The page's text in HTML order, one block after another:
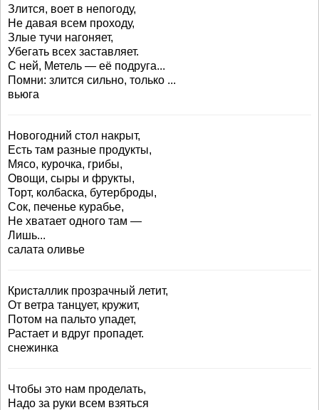
Злится, воет в непогоду,
Не давая всем проходу,
Злые тучи нагоняет,
Убегать всех заставляет.
С ней, Метель — её подруга...
Помни: злится сильно, только ...
вьюга
Новогодний стол накрыт,
Есть там разные продукты,
Мясо, курочка, грибы,
Овощи, сыры и фрукты,
Торт, колбаска, бутерброды,
Сок, печенье курабье,
Не хватает одного там —
Лишь...
салата оливье
Кристаллик прозрачный летит,
От ветра танцует, кружит,
Потом на пальто упадет,
Растает и вдруг пропадет.
снежинка
Чтобы это нам проделать,
Надо за руки всем взяться